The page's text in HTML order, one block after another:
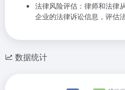
法律风险评估：律师和法律
企业的法律诉讼信息，评估
数据统计